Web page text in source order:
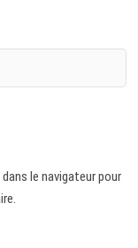
le navigateur pour